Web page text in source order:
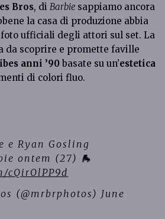
Bros, diBarbie sappiamo ancora
la casa di produzione abbia
ufficiali degli attori sul set. La
da scoprire e promette faville
anni ’90 basate su un’estetica
di colori fluo.
e Ryan Gosling
ontem (27) 🛼
cQirOlPP9d
(@mrbrphotos) June